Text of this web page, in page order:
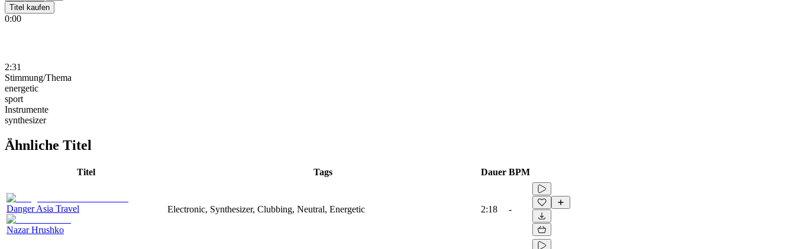
Titel kaufen
0:00
2:31
Stimmung/Thema
energetic
sport
Instrumente
synthesizer
Ähnliche Titel
Titel Tags Dauer BPM
Danger Asia Travel
Nazar Hrushko
Electronic, Synthesizer, Clubbing, Neutral, Energetic 2:18 -